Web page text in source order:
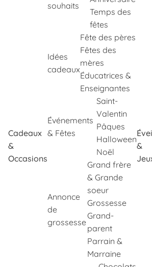
Cadeaux
&
Occasions
souhaits
Temps des
fêtes
Idées
cadeaux
Fête des pères
Fêtes des
mères
Éducatrices &
Enseignantes
Événements
& Fêtes
Saint-
Valentin
Pâques
Halloween
Noël
Annonce
de
grossesse
Grand frère
& Grande
soeur
Grossesse
Grand-
parent
Parrain &
Marraine
&